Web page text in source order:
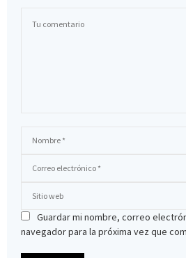
Guardar mi nombre, correo
navegador para la próxima vez que